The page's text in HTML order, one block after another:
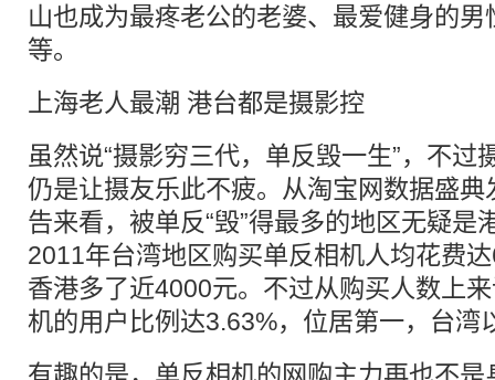
山也成为最疼老公的老婆、最爱健身的
等。
上海老人最潮 港台都是摄影控
虽然说“摄影穷三代，单反毁一生”，不过
仍是让摄友乐此不疲。从淘宝网数据盛
告来看，被单反“毁”得最多的地区无疑是
2011年台湾地区购买单反相机人均花费
香港多了近4000元。不过从购买人数上
机的用户比例达3.63%，位居第一，台湾